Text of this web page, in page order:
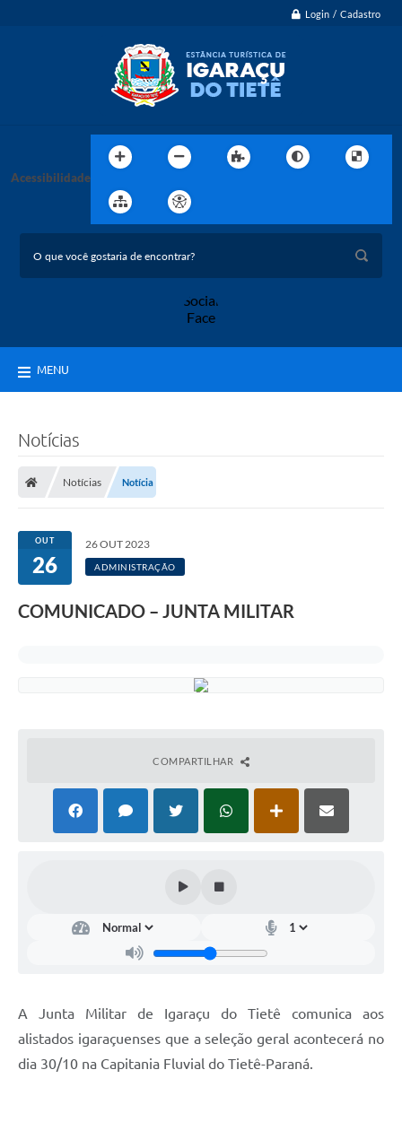
Login / Cadastro
Acessibilidade
MENU
Notícias
Notícias Notícia
OUT
26
26 OUT 2023
ADMINISTRAÇÃO
COMUNICADO – JUNTA MILITAR
COMPARTILHAR
A Junta Militar de Igaraçu do Tietê comunica aos
alistados igaraçuenses que a seleção geral acontecerá no
dia 30/10 na Capitania Fluvial do Tietê-Paraná.